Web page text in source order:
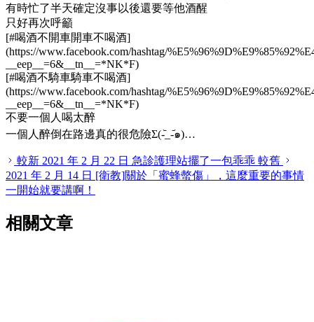
有時忙了半天確定沒事以後還要等他酒醒
只好再次呼籲
[#喝酒不開車開車不喝酒]
(https://www.facebook.com/hashtag/
eep =6& tn =*NK*F)
[#喝酒不騎車騎車不喝酒]
(https://www.facebook.com/hashtag/
eep =6& tn =*NK*F)
不要一個人喝太醉
一個人醉倒在路邊真的很危險Σ(-᷅_-᷄๑)…
較新 2021 年 2 月 22 日 急診護理站擺了一包乖乖 較舊
2021 年 2 月 14 日 [衛教]關於「蜜蜂螫傷」，這麼重要的事情
一開始就要講啊！
相關文章